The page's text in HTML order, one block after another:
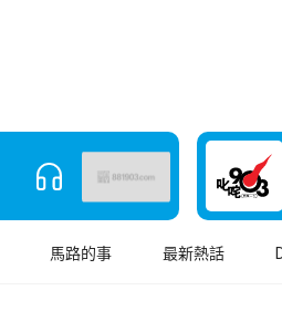
馬路的事 最新熱話